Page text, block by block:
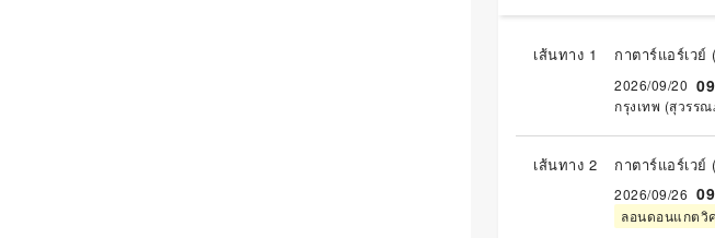
เส้นทาง 1 กาตาร์แอร์เวย์ (
2026/09/20
กรุงเทพ (สุวรร
เส้นทาง 2 กาตาร์แอร์เวย์ (
2026/09/26
ลอนดอนแกตวิค